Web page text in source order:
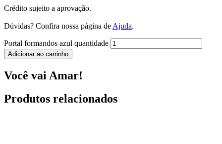
Crédito sujeito a aprovação.
Dúvidas? Confira nossa página de Ajuda.
Portal formandos azul quantidade
Adicionar ao carrinho
Você vai Amar!
Produtos relacionados